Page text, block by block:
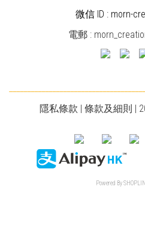
微信 ID : morn-
電郵 :
隱私條款 | 條款及細則 |
Powered By